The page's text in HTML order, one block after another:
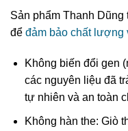
Sản phẩm Thanh Dũng
để đảm bảo chất lượng
Không biến đổi gen
các nguyên liệu đã
tự nhiên và an toàn
Không hàn the: Giò